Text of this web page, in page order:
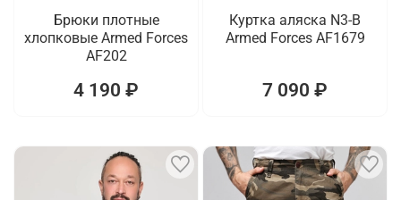
Брюки плотные
хлопковые Armed Forces
AF202
4 190 ₽
Куртка аляска N3-B
Armed Forces AF1679
7 090 ₽